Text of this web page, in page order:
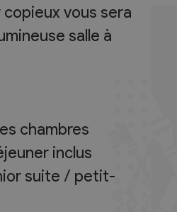
vous sera
salle à
chambres
inclus
suite / petit-